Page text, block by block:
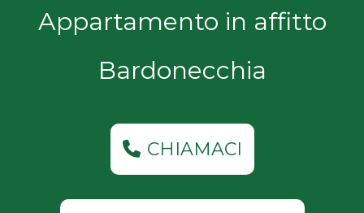
Appartamento in affitto
Bardonecchia
CHIAMACI
NOSTRI
Tipologia